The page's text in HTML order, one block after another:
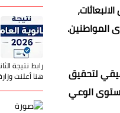
منخفض الانبعاثات،
المواطنين.
لتحقيق
الوعي
هنا أعلنت